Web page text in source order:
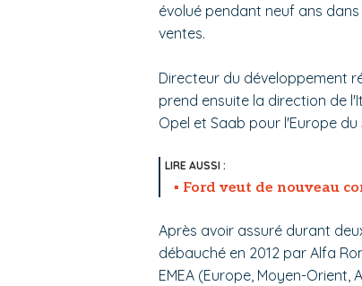
évolué pendant neuf ans
ventes.
Directeur du développement
prend ensuite la direction de
Opel et Saab pour l'Europe
Ford veut de nouveau
Après avoir assuré durant
débauché en 2012 par Alfa
EMEA (Europe, Moyen-Orient,